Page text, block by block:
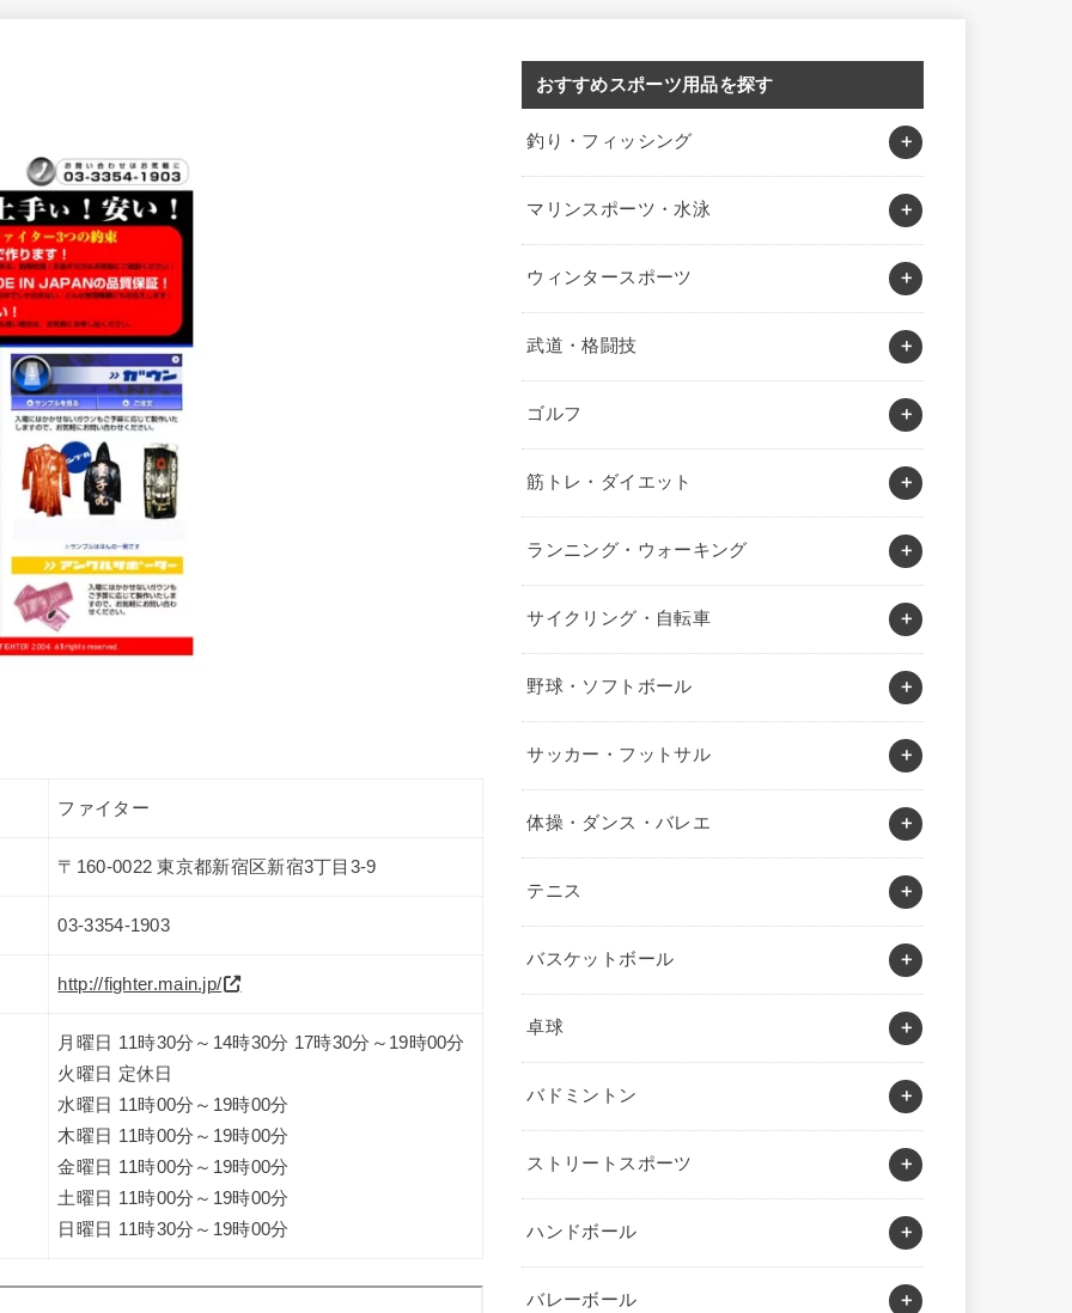
ファイター
〒160-0022 東京都新宿区新宿3丁目3-9
03-3354-1903
http://fighter.main.jp/
月曜日 11時30分～14時30分 17時30分～19時00分
火曜日 定休日
水曜日 11時00分～19時00分
木曜日 11時00分～19時00分
金曜日 11時00分～19時00分
土曜日 11時00分～19時00分
日曜日 11時30分～19時00分
おすすめスポーツ用品を探す
釣り・フィッシング
マリンスポーツ・水泳
ウィンタースポーツ
武道・格闘技
ゴルフ
筋トレ・ダイエット
ランニング・ウォーキング
サイクリング・自転車
野球・ソフトボール
サッカー・フットサル
体操・ダンス・バレエ
テニス
バスケットボール
卓球
バドミントン
ストリートスポーツ
ハンドボール
バレーボール